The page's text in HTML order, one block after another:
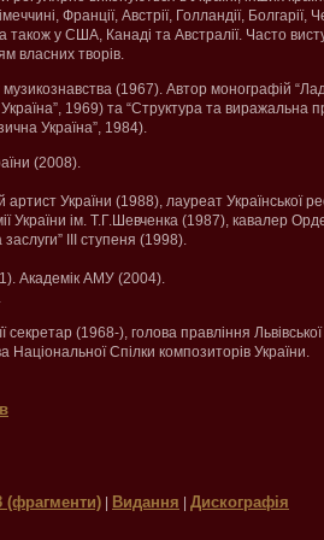
Франції, Австрії, Голландії, Болгарії,
а також у США, Канаді та Австралії. Часто
власних творів.
(1967). Автор монографій
1969) та “Структура та виражальна
Україна”, 1984).
(2008).
України (1988), лауреат Української
України ім. Т.Г.Шевченка (1987), кавалер
ІІІ ступеня (1998).
Академік АМУ (2004).
(1968-), голова правління
Національної Спілки композиторів України.
Видання Дискографія